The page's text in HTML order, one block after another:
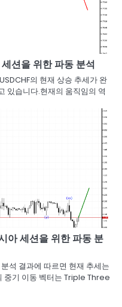
션을 위한 파동 분석
의 현재 상승 추세가 완
있습니다.현재의 움직임의 역
아 세션을 위한 파동 분
석 결과에 따르면 현재 추세는
중기 이동 벡터는 Triple Three